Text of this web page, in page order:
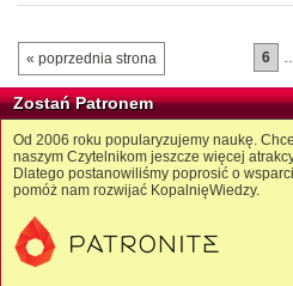
« poprzednia strona 6
Zostań Patronem
Od 2006 roku popularyzujemy naukę.
naszym Czytelnikom jeszcze więcej
Dlatego postanowiliśmy poprosić o
pomóż nam rozwijać KopalnięWiedzy.